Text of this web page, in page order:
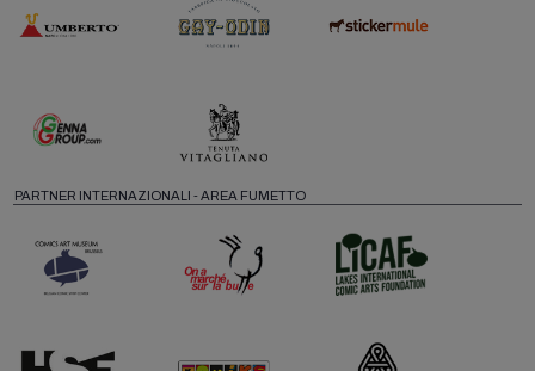
PARTNER INTERNAZIONALI - AREA FUMETTO